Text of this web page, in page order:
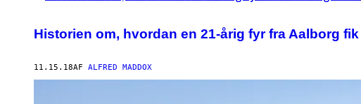
Historien om, hvordan en 21-årig fyr fra Aalborg
11.15.18AF ALFRED MADDOX